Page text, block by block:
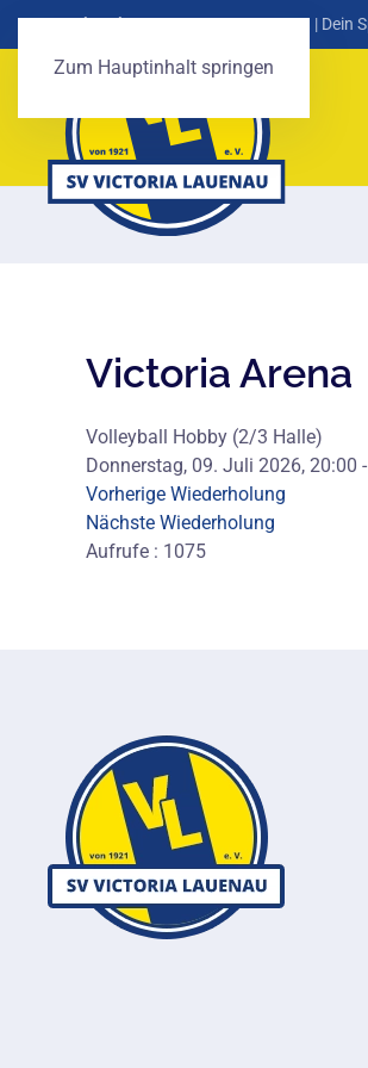
Zum Hauptinhalt springen
SV Victoria Lauenau von 1921 e. V. | Dein
Victoria Arena
Volleyball Hobby (2/3 Halle)
Donnerstag, 09. Juli 2026, 20:00
Vorherige Wiederholung
Nächste Wiederholung
Aufrufe : 1075